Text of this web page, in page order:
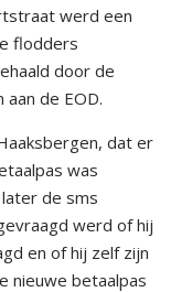
werd een
flodders
door de
de EOD.
dat er
was
de sms
werd of hij
en of hij zelf zijn
nieuwe betaalpas